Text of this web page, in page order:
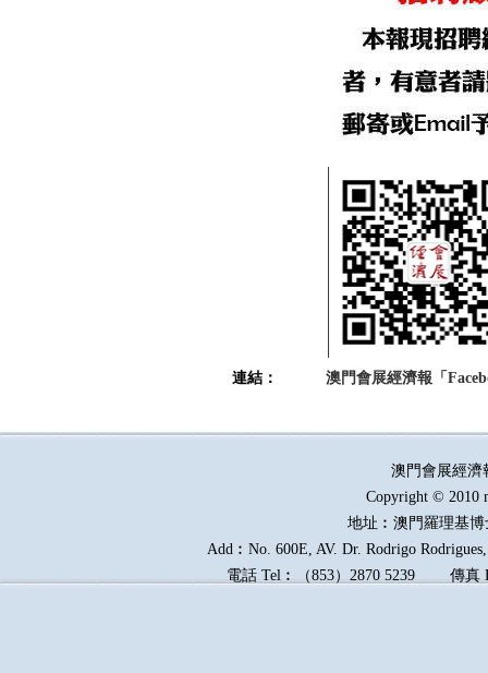
連結： 澳門會展經濟報「
澳門會展經
Copyright © 2010
地址︰澳門羅理基
Add︰No. 600E, AV. Dr. Rodrigo
電話 Tel︰（853）2870 5239傳真